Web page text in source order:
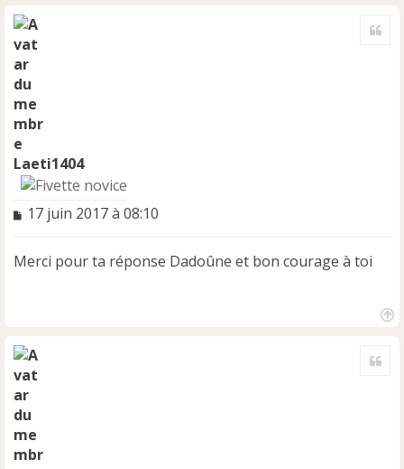
Laeti1404
M
s
o
n
l
u
17 juin 2017 à 08:10
Merci pour ta réponse Dadoûne et bon courage à toi